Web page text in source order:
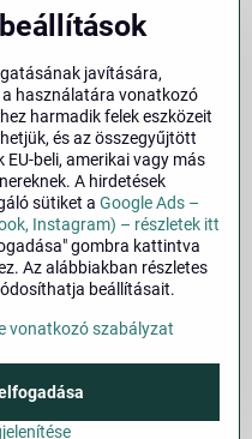
vonatkozó szabályzat
állapota
javítására,
a használatára vonatkozó
harmadik felek eszközeit
és az összegyűjtött
beli, amerikai vagy más
A hirdetések
sütiket a Google Ads –
Instagram) – részletek itt
gombra kattintva
Az alábbiakban részletes
beállításait.
vonatkozó szabályzat